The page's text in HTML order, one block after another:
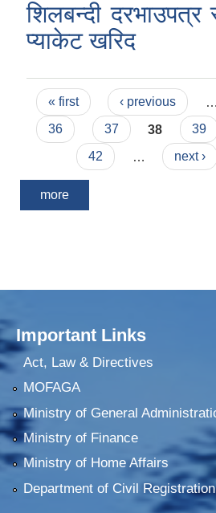
शिलबन्दी दरभाउपत्र
प्याकेट खरिद
Pages
« first ‹ previous
36
37 38 39
42
next ›
more
Important Links
Act, Law & Directives
MOFAGA
Ministry of General
Ministry of Finance
Ministry of Home Affairs
Department of Civil Registration